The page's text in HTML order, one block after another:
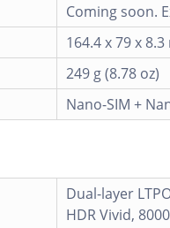
Coming soon.
164.4 x 79 x
249 g (8.78 oz)
Nano-SIM +
Dual-layer
HDR Vivid,